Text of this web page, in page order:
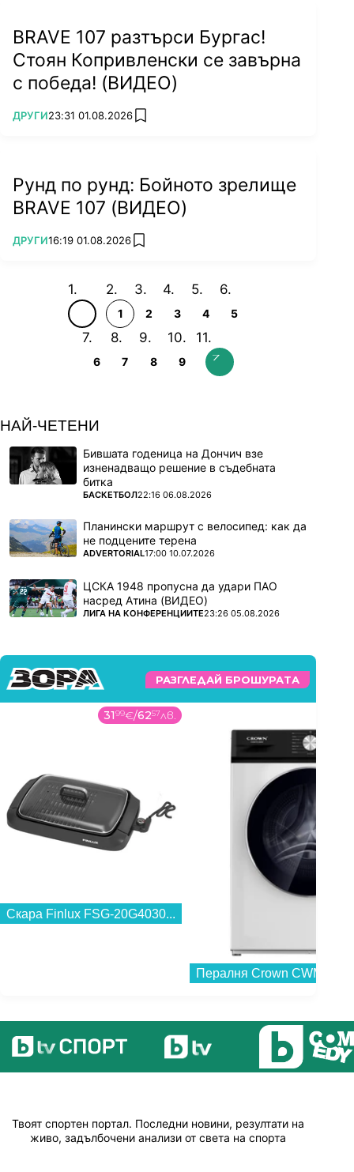
BRAVE 107 разтърси Бургас!
Стоян Копривленски се завърна
с победа! (ВИДЕО)
ПОВЕЧЕ ОТ
ДРУГИ23:31 01.08.2026 add favorites
Рунд по рунд: Бойното зрелище
BRAVE 107 (ВИДЕО)
ПОВЕЧЕ ОТ
ДРУГИ16:19 01.08.2026 add favorites
1 2 3 4 5
6 7 8 9
НАЙ-ЧЕТЕНИ
Бившата годеница на Дончич взе
изненадващо решение в съдебната
битка
ПОВЕЧЕ ОТ
БАСКЕТБОЛ22:16 06.08.2026
Планински маршрут с велосипед: как да
не подцените терена
ПОВЕЧЕ ОТ
ADVERTORIAL17:00 10.07.2026
ЦСКА 1948 пропусна да удари ПАО
насред Атина (ВИДЕО)
ПОВЕЧЕ ОТ
ЛИГА НА КОНФЕРЕНЦИИТЕ23:26 05.08.2026
РАЗГЛЕДАЙ БРОШУРАТА
3199€/6257лв.
Скара Finlux FSG-20G4030...
Твоят спортен портал. Последни новини, резултати на
живо, задълбочени анализи от света на спорта